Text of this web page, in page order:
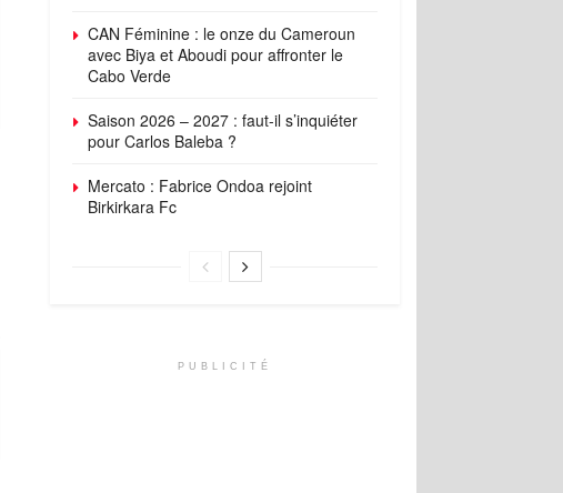
CAN Féminine : le onze du Cameroun
avec Biya et Aboudi pour affronter le
Cabo Verde
Saison 2026 – 2027 : faut-il s’inquiéter
pour Carlos Baleba ?
Mercato : Fabrice Ondoa rejoint
Birkirkara Fc
PUBLICITÉ